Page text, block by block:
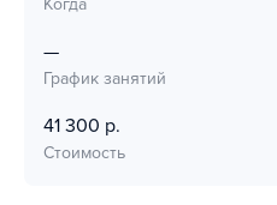
Когда
—
График занятий
41 300 р.
Стоимость